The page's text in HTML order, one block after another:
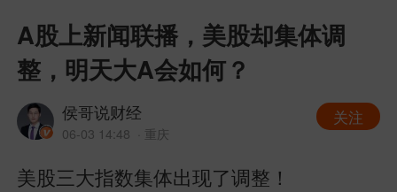
A股上新闻联播，美股却集体调
整，明天大A会如何？
侯哥说财经
06-03 14:48 · 重庆
关注
美股三大指数集体出现了调整！